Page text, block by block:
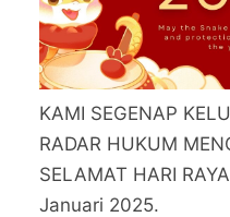
KAMI SEGENAP
RADAR HUKUM
SELAMAT HARI
Januari 2025.